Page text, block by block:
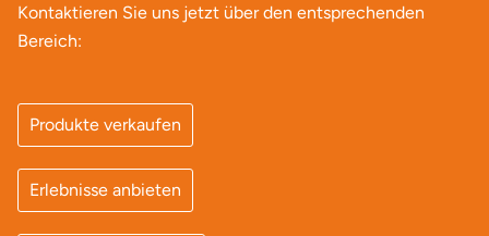
Kontaktieren Sie uns jetzt über den entsprechenden
Bereich:
Produkte verkaufen
Erlebnisse anbieten